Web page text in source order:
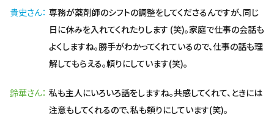
貴史さん 専務が薬剤師のシフトの調整をしてくださるんですが、同じ
日に休みを入れてくれたりします (笑)。家庭で仕事の会話も
よくしますね。勝手がわかってくれているので、仕事の話も理
解してもらえる。頼りにしています(笑)。
鈴華さん 私も主人にいろいろ話をしますね。共感してくれて、ときには
注意もしてくれるので、私も頼りにしています(笑)。